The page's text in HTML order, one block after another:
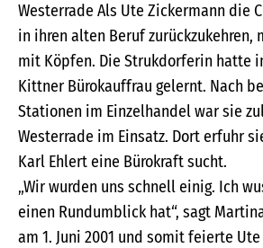
Westerrade Als Ute Zickermann die
in ihren alten Beruf zurückzukehren,
mit Köpfen. Die Strukdorferin hatte
Kittner Bürokauffrau gelernt. Nach
Stationen im Einzelhandel war sie
Westerrade im Einsatz. Dort erfuhr
Karl Ehlert eine Bürokraft sucht.
„Wir wurden uns schnell einig. Ich
einen Rundumblick hat“, sagt
am 1. Juni 2001 und somit feierte